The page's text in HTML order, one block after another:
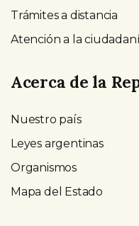
Trámites a distancia
Atención a la
Acerca de la
Nuestro país
Leyes argentinas
Organismos
Mapa del Estado